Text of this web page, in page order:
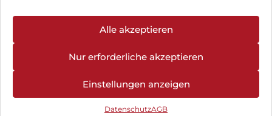
Alle akzeptieren
Nur erforderliche akzeptieren
Einstellungen anzeigen
DatenschutzAGB
Hinweis zur Batterieentsorgung
Newsletter
, Brodos AG – All Rights Reserved.